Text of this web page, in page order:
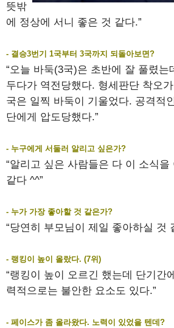
뜻밖
에 정상에 서니 좋은 것 같다.”
- 결승3번기 1국부터 3국까지 되돌아보면?
“오늘 바둑(3국)은 초반에 잘 풀렸는
두다가 역전당했다. 형세판단 착오
국은 일찍 바둑이 기울었다. 공격적
단에게 압도당했다.”
- 누구에게 서둘러 알리고 싶은가?
“알리고 싶은 사람들은 다 이 소식을
같다 ^^”
- 누가 가장 좋아할 것 같은가?
“당연히 부모님이 제일 좋아하실 것
- 랭킹이 높이 올랐다. (7위)
“랭킹이 높이 오르긴 했는데 단기간
력적으로는 불안한 요소도 있다.”
- 페이스가 좀 올라왔다. 노력이 있었을 텐데?